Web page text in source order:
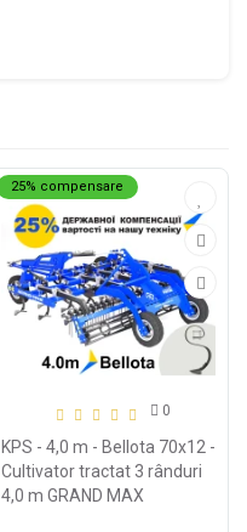
25% compensare
0
KPS - 4,0 m - Bellota 70х12 -
Cultivator tractat 3 rânduri
4,0 m GRAND MAX